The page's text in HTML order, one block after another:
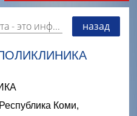
- это информация о событиях, мероприятиях и торгово-коммерческой деятельности города. Страницу наполняют платные и бесплатные объявления, имеющие функцию "поднятия вверх списка". назад
ПОЛИКЛИНИКА
Коми,